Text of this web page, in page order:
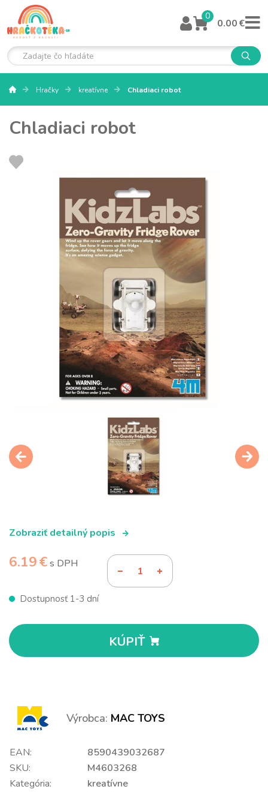
0
0.00 €
Hračky kreatívne Chladiaci robot
Chladiaci robot
Zobraziť detailný popis
6.19 €s DPH
Dostupnosť 1-3 dní
KÚPIŤ
Výrobca: MAC TOYS
EAN:
8590439032687
SKU:
M4603268
Kategória:
kreatívne